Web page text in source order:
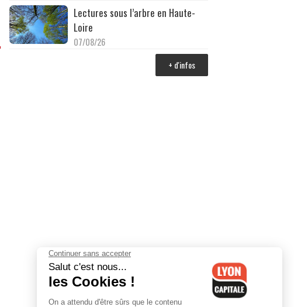
Lectures sous l’arbre en Haute-
Loire
07/08/26
+ d'infos